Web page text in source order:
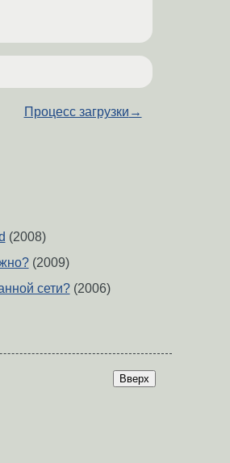
Процесс загрузки →
(2008)
(2009)
сети?(2006)
Вверх